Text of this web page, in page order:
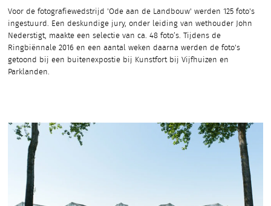
Voor de fotografiewedstrijd 'Ode aan de Landbouw' werden 125 foto's
ingestuurd. Een deskundige jury, onder leiding van wethouder John
Nederstigt, maakte een selectie van ca. 48 foto’s. Tijdens de
Ringbiënnale 2016 en een aantal weken daarna werden de foto's
getoond bij een buitenexpostie bij Kunstfort bij Vijfhuizen en
Parklanden.